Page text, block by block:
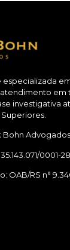
atendimento
investigativa
Superiores.
Bohn Advogados
0001-28
OAB/RS n°